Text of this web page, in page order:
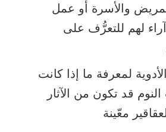
والأسرة أو عمل
لهم للتعرُّف على
لمعرفة ما إذا كانت
قد تكون من الآثار
لعقاقير معّينة